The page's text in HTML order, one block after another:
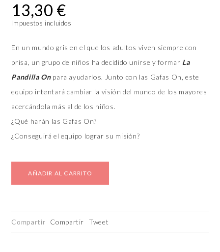
13,30 €
Impuestos incluidos
En un mundo gris en el que los adultos viven siempre con
prisa, un grupo de niños ha decidido unirse y formar La
Pandilla Onpara ayudarlos. Junto con las Gafas On, este
equipo intentará cambiar la visión del mundo de los mayores
acercándola más al de los niños.
¿Qué harán las Gafas On?
¿Conseguirá el equipo lograr su misión?
AÑADIR AL CARRITO
Compartir Compartir Tweet